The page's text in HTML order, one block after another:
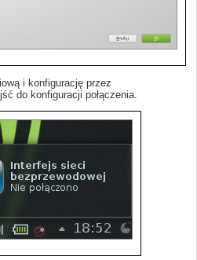
i konfigurację przez
do konfiguracji połączenia.